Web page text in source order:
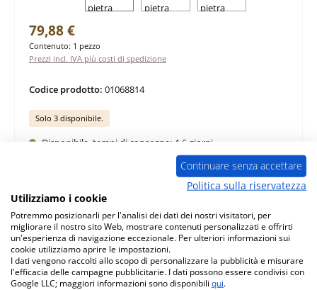
Prezzo normale:
79,88 €
Contenuto: 1 pezzo
Prezzi incl. IVA più costi di spedizione
Codice prodotto: 01068814
Solo 3 disponibile.
Disponibile, tempi di consegna: 4-6 giorni
Quantità del prodotto: inserisci la quantità desiderata o usa i pulsanti per
Nel carrello
Aggiungi alla lista desideri
Domanda sul prodotto
Continuare senza accettare
Politica sulla riservatezza
Utilizziamo i cookie
Potremmo posizionarli per l'analisi dei dati dei nostri visitatori, per
migliorare il nostro sito Web, mostrare contenuti personalizzati e offrirti
un'esperienza di navigazione eccezionale. Per ulteriori informazioni sui
cookie utilizziamo aprire le impostazioni.
I dati vengono raccolti allo scopo di personalizzare la pubblicità e misurare
l'efficacia delle campagne pubblicitarie. I dati possono essere condivisi con
Google LLC; maggiori informazioni sono disponibili qui.